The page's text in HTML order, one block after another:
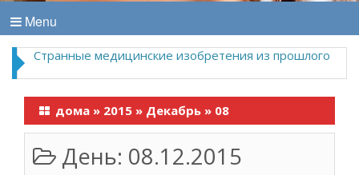
Menu
Странные медицинские изобретения из прошлого
дома » 2015 » Декабрь » 08
День: 08.12.2015